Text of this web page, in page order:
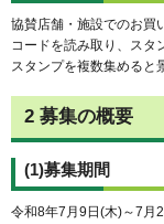
協賛店舗・施設でのお買
コードを読み取り、スタ
スタンプを複数集めると
2 募集の概要
(1)募集期間
令和8年7月9日(木)～7月